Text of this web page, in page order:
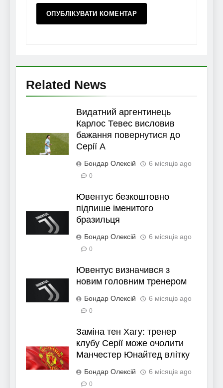
Related News
Видатний аргентинець
Карлос Тевес висловив
бажання повернутися до
Серії А
Бондар Олексій 6 місяців ago
0
Ювентус безкоштовно
підпише іменитого
бразильця
Бондар Олексій 6 місяців ago
0
Ювентус визначився з
новим головним тренером
Бондар Олексій 6 місяців ago
0
Заміна тен Хагу: тренер
клубу Серії може очолити
Манчестер Юнайтед влітку
Бондар Олексій 6 місяців ago
0